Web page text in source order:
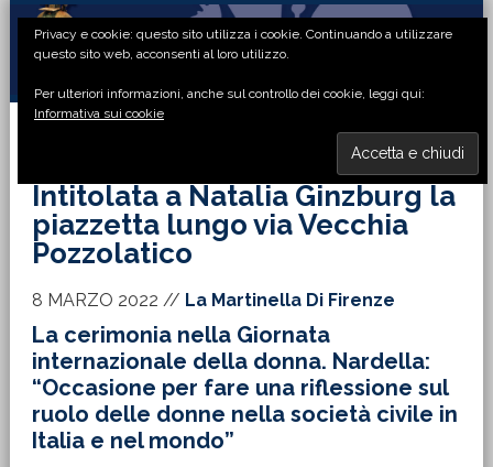
Passa
primaria
Passa
principale
Passa
laterale
Passa
di
Intitolata a Natalia Ginzburg la
piazzetta lungo via Vecchia
Pozzolatico
8 MARZO 2022 // La Martinella Di Firenze
La cerimonia nella Giornata
internazionale della donna. Nardella:
“Occasione per fare una riflessione sul
ruolo delle donne nella società civile in
Italia e nel mondo”
Privacy e cookie: questo sito utilizza i cookie. Continuando a utilizzare
questo sito web, acconsenti al loro utilizzo.
Per ulteriori informazioni, anche sul controllo dei cookie, leggi qui:
Informativa sui cookie